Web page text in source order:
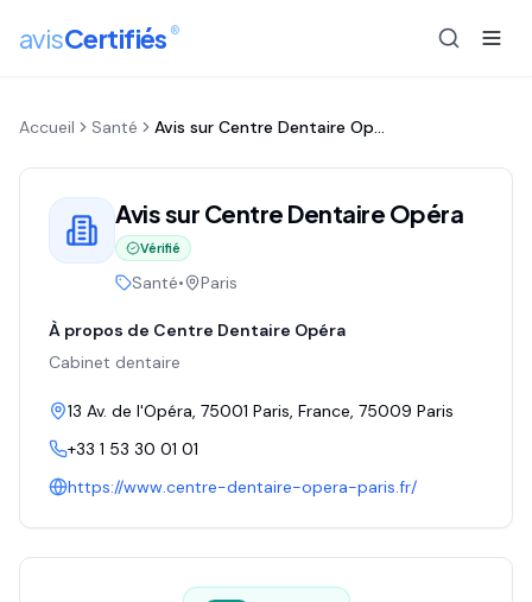
avisCertifiés ®
Accueil Santé Avis sur Centre Dentaire Opéra
Avis sur Centre Dentaire Opéra
Vérifié
Santé• Paris
À propos de Centre Dentaire Opéra
Cabinet dentaire
13 Av. de l'Opéra, 75001 Paris, France, 75009 Paris
+33 1 53 30 01 01
https://www.centre-dentaire-opera-paris.fr/